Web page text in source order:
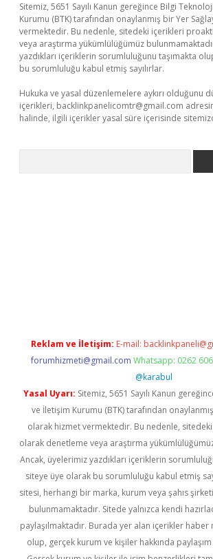
Sitemiz, 5651 Sayılı Kanun gereğince Bilgi
Kurumu (BTK) tarafından onaylanmış bir Yer
vermektedir. Bu nedenle, sitedeki içerikleri
veya araştırma yükümlülüğümüz
yazdıkları içeriklerin sorumluluğunu taşımakta
bu sorumluluğu kabul etmiş sayılırlar.
Hukuka ve yasal düzenlemelere aykırı olduğunu
içerikleri, backlinkpanelicomtr@gmail.com
halinde, ilgili içerikler yasal süre içerisinde
Reklam ve İletişim: E-mail:
forumhizmeti@gmail.com Whatsapp: 0262
@karabul
Yasal Uyarı: Sitemiz, 5651 Sayılı Kanun
ve İletişim Kurumu (BTK) tarafından onaylanmış
olarak hizmet vermektedir. Bu nedenle,
olarak denetleme veya araştırma
Ancak, üyelerimiz yazdıkları içeriklerin
siteye üye olarak bu sorumluluğu kabul etmiş
sitesi, herhangi bir marka, kurum veya şahıs
bulunmamaktadır. Sitede yalnızca kendi
paylaşılmaktadır. Burada yer alan içerikler haber
olup, gerçek kurum ve kişiler hakkında